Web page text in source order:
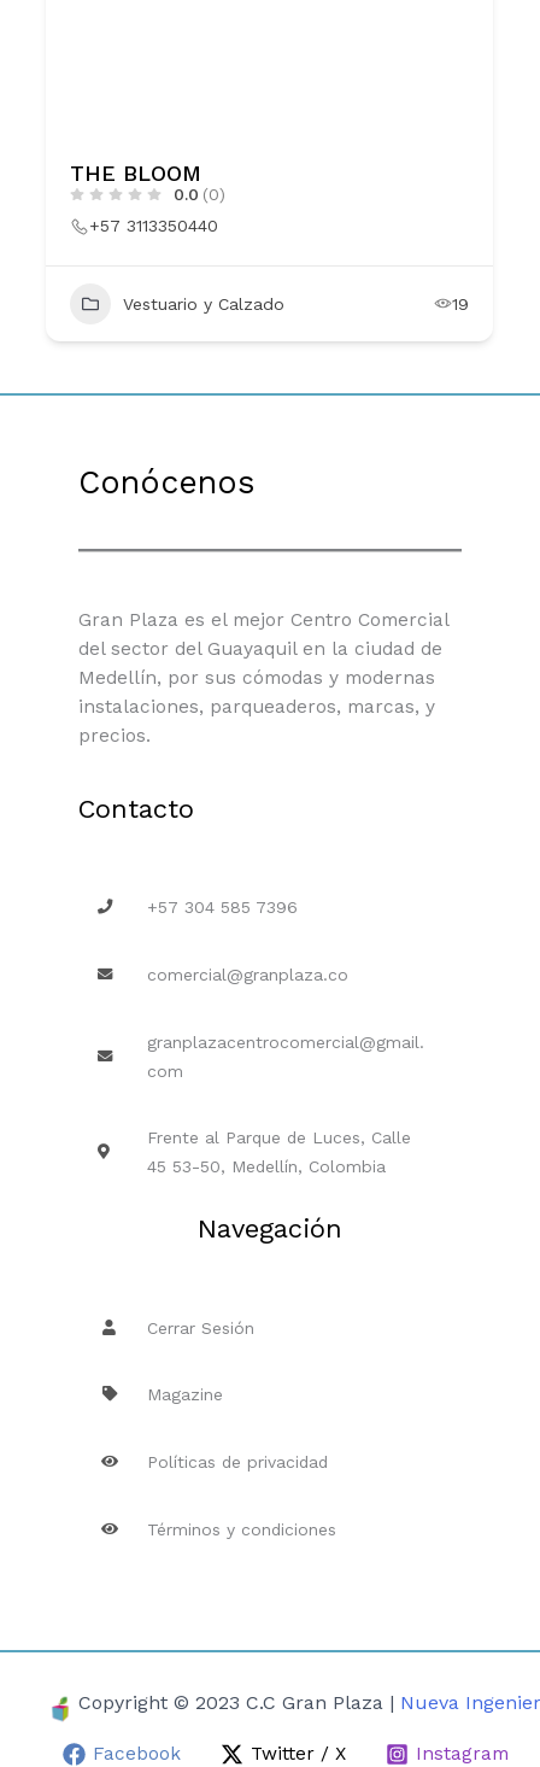
THE BLOOM
0.0 (0)
+57 3113350440
Vestuario y Calzado 19
Conócenos
Gran Plaza es el mejor Centro Comercial
del sector del Guayaquil en la ciudad de
Medellín, por sus cómodas y modernas
instalaciones, parqueaderos, marcas, y
precios.
Contacto
+57 304 585 7396
comercial@granplaza.co
granplazacentrocomercial@gmail.
com
Frente al Parque de Luces, Calle
45 53-50, Medellín, Colombia
Navegación
Cerrar Sesión
Magazine
Políticas de privacidad
Términos y condiciones
Copyright © 2023 C.C Gran Plaza | Nueva
Facebook Twitter / X Instagram